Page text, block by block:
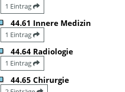
1 Eintrag
44.61 Innere Medizin
1 Eintrag
44.64 Radiologie
1 Eintrag
44.65 Chirurgie